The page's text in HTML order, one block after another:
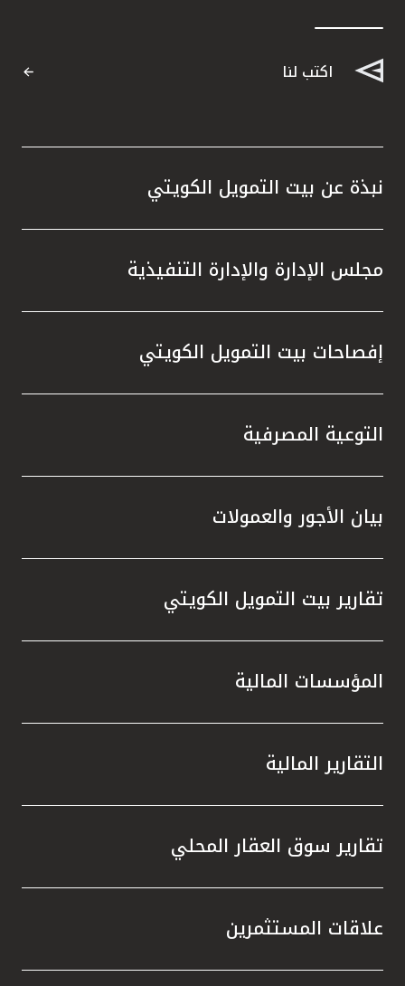
اكتب لنا
نبذة عن بيت التمويل الكويتي
مجلس الإدارة والإدارة التنفيذية
إفصاحات بيت التمويل الكويتي
التوعية المصرفية
بيان الأجور والعمولات
تقارير بيت التمويل الكويتي
المؤسسات المالية
التقارير المالية
تقارير سوق العقار المحلي
علاقات المستثمرين